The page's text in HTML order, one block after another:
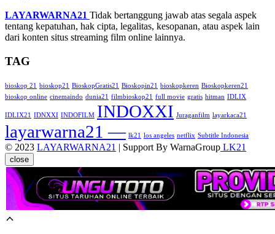
LAYARWARNA21 Tidak bertanggung jawab atas segala aspek
tentang kepatuhan, hak cipta, legalitas, kesopanan, atau aspek lain
dari konten situs streaming film online lainnya.
TAG
bioskop 21 bioskop21 BioskopGratis21 Bioskopin21 bioskopkeren Bioskopkeren21
bioskop online cinemaindo dunia21 filmbioskop21 full movie gratis hitman IDLIX
IDLIX21 IDNXXI INDOFILM INDOXXI Juraganfilm layarkaca21
layarwarna21 — lk21 los angeles netflix Subtitle Indonesia
© 2023 LAYARWARNA21 | Support By WarnaGroup LK21
close